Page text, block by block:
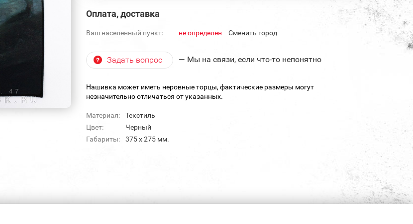
Оплата, доставка
Ваш населенный пункт: не определен Cменить город
Задать вопрос — Мы на связи, если что-то непонятно
Нашивка может иметь неровные торцы, фактические размеры могут
незначительно отличаться от указанных.
Материал:
Текстиль
Цвет:
Черный
Габариты:
375 х 275 мм.